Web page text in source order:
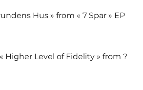
Hus » from « 7 Spar » EP
Higher Level of Fidelity » from ?